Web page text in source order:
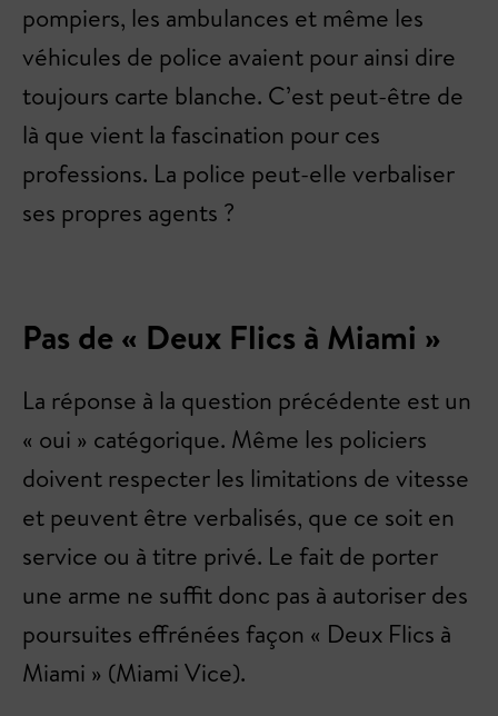
pompiers, les ambulances et même les
véhicules de police avaient pour ainsi dire
toujours carte blanche. C’est peut-être de
là que vient la fascination pour ces
professions. La police peut-elle verbaliser
ses propres agents ?
Pas de « Deux Flics à Miami »
La réponse à la question précédente est un
« oui » catégorique. Même les policiers
doivent respecter les limitations de vitesse
et peuvent être verbalisés, que ce soit en
service ou à titre privé. Le fait de porter
une arme ne suffit donc pas à autoriser des
poursuites effrénées façon « Deux Flics à
Miami » (Miami Vice).